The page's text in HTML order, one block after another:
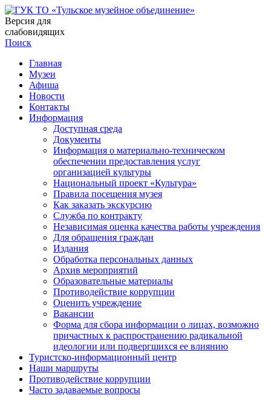
Версия для
слабовидящих
Поиск
Главная
Музеи
Афиша
Новости
Контакты
Информация
Доступная среда
Документы
Информация о материально-техническом
обеспечении предоставления услуг
организацией культуры
Национальный проект «Культура»
Правила посещения музея
Как заказать экскурсию
Служба по контракту
Независимая оценка качества работы учреждения
Для обращения граждан
Издания
Обработка персональных данных
Архив мероприятий
Образовательные материалы
Противодействие коррупции
Оценить учреждение
Вакансии
Форма для сбора информации о лицах, возможно
причастных к распространению радикальной
идеологии или подвергшихся ее влиянию
Туристско-информационный центр
Наши маршруты
Противодействие коррупции
Часто задаваемые вопросы